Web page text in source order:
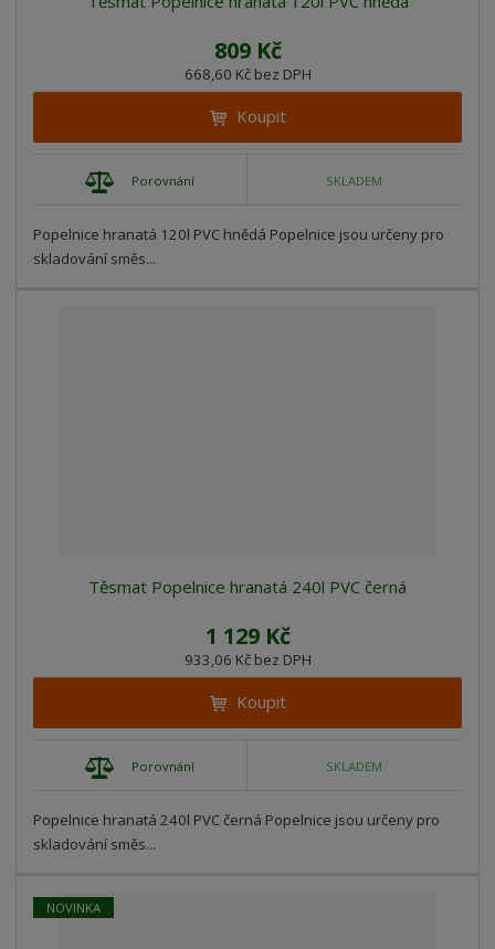
809 Kč
668,60 Kč bez DPH
Koupit
Porovnání SKLADEM
Popelnice hranatá 120l PVC hnědá Popelnice jsou určeny pro
skladování směs...
Těsmat Popelnice hranatá 240l PVC černá
1 129 Kč
933,06 Kč bez DPH
Koupit
Porovnání SKLADEM
Popelnice hranatá 240l PVC černá Popelnice jsou určeny pro
skladování směs...
NOVINKA